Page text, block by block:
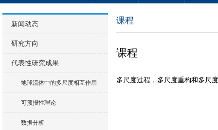
新闻动态
研究方向
代表性研究成果
地球流体中的多尺度相互作用
可预报性理论
数据分析
课程
课程
多尺度过程，多尺度重构和多尺